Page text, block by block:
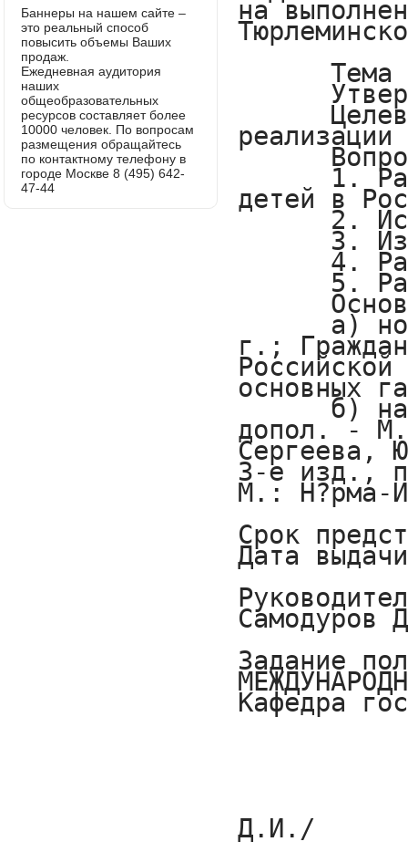
Баннеры на нашем сайте –
это реальный способ
повысить объемы Ваших
продаж.
Ежедневная аудитория
наших
общеобразовательных
ресурсов составляет более
10000 человек. По вопросам
размещения обращайтесь
по контактному телефону в
городе Москве 8 (495) 642-
47-44